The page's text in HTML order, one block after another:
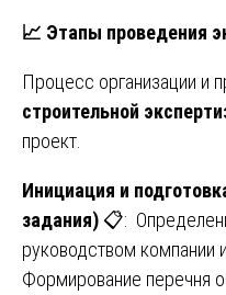
📈 Этапы проведения
Процесс организации и
строительной
проект.
Инициация и
задания) 📋:
руководством компании
Формирование перечня